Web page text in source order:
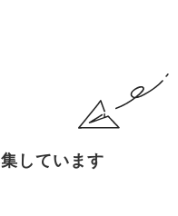
しています